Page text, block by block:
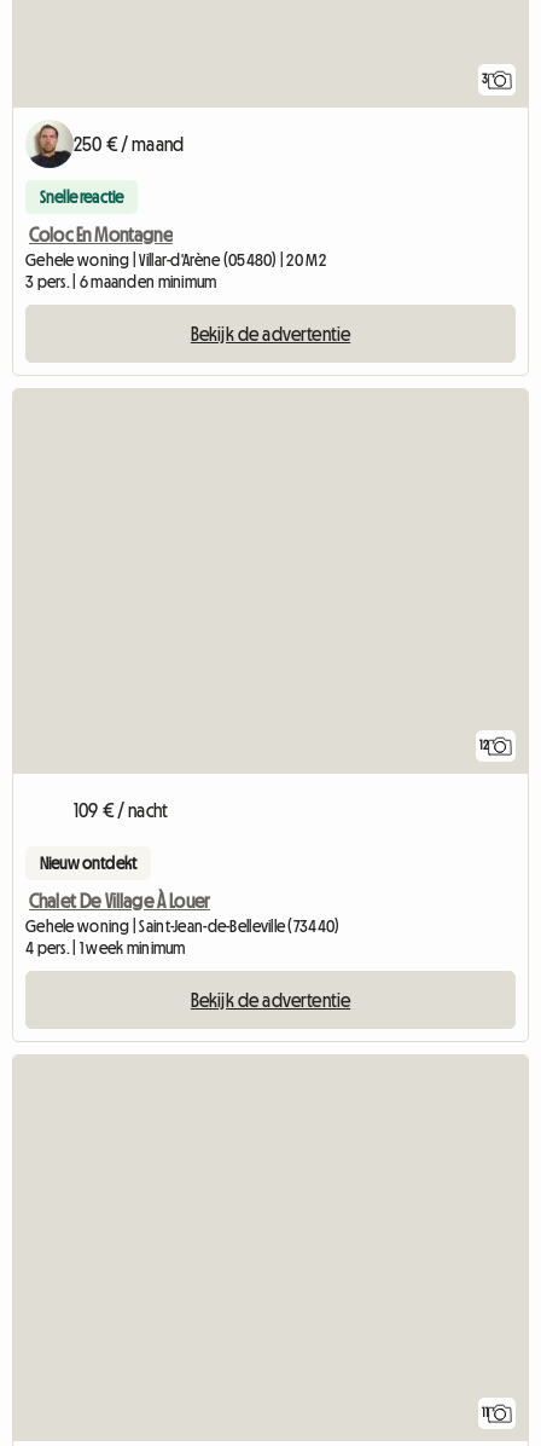
3
250 € / maand
Snelle reactie
Coloc En Montagne
Gehele woning | Villar-d'Arène (05480) | 20 M2
3 pers. | 6 maanden minimum
Bekijk de advertentie
12
109 € / nacht
Nieuw ontdekt
Chalet De Village À Louer
Gehele woning | Saint-Jean-de-Belleville (73440)
4 pers. | 1 week minimum
Bekijk de advertentie
11